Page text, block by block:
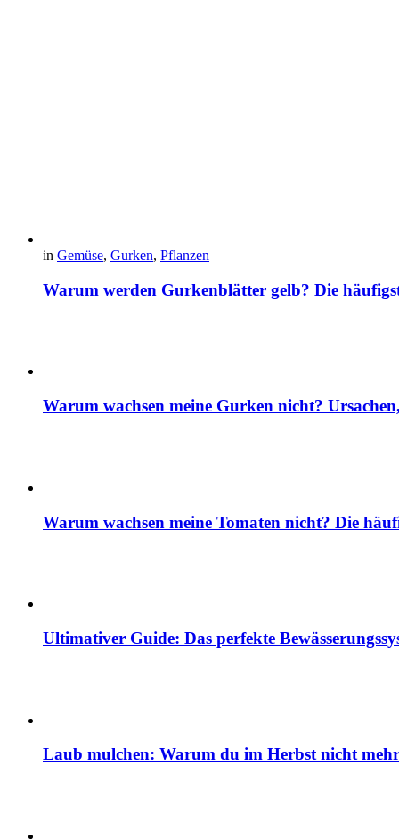
in Gemüse, Gurken, Pflanzen
Warum werden Gurkenblätter gelb? Die
Warum wachsen meine Gurken nicht?
Warum wachsen meine Tomaten nicht? Die
Ultimativer Guide: Das perfekte
Laub mulchen: Warum du im Herbst nicht mehr